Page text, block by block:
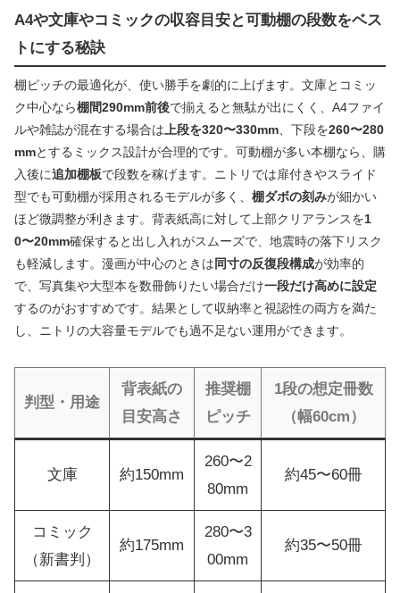
A4や文庫やコミックの収容目安と可動棚の段数をベス
トにする秘訣
棚ピッチの最適化が、使い勝手を劇的に上げます。文庫とコミッ
ク中心なら棚間290mm前後で揃えると無駄が出にくく、A4ファイ
ルや雑誌が混在する場合は 上段を320〜330mm 、下段を260〜280
mmとするミックス設計が合理的です。可動棚が多い本棚なら、購
入後に追加棚板で段数を稼げます。ニトリでは扉付きやスライド
型でも可動棚が採用されるモデルが多く、 棚ダボの刻みが細かい
ほど微調整が利きます。背表紙高に対して上部クリアランスを1
0〜20mm確保すると出し入れがスムーズで、地震時の落下リスク
も軽減します。漫画が中心のときは同寸の反復段構成が効率的
で、写真集や大型本を数冊飾りたい場合だけ一段だけ高めに設定
するのがおすすめです。結果として収納率と視認性の両方を満た
し、ニトリの大容量モデルでも過不足ない運用ができます。
判型・用途
背表紙の
目安高さ
推奨棚
ピッチ
1段の想定冊数
（幅60cm）
文庫 約150mm
260〜2
80mm
約45〜60冊
コミック
（新書判）
約175mm
280〜3
00mm
約35〜50冊